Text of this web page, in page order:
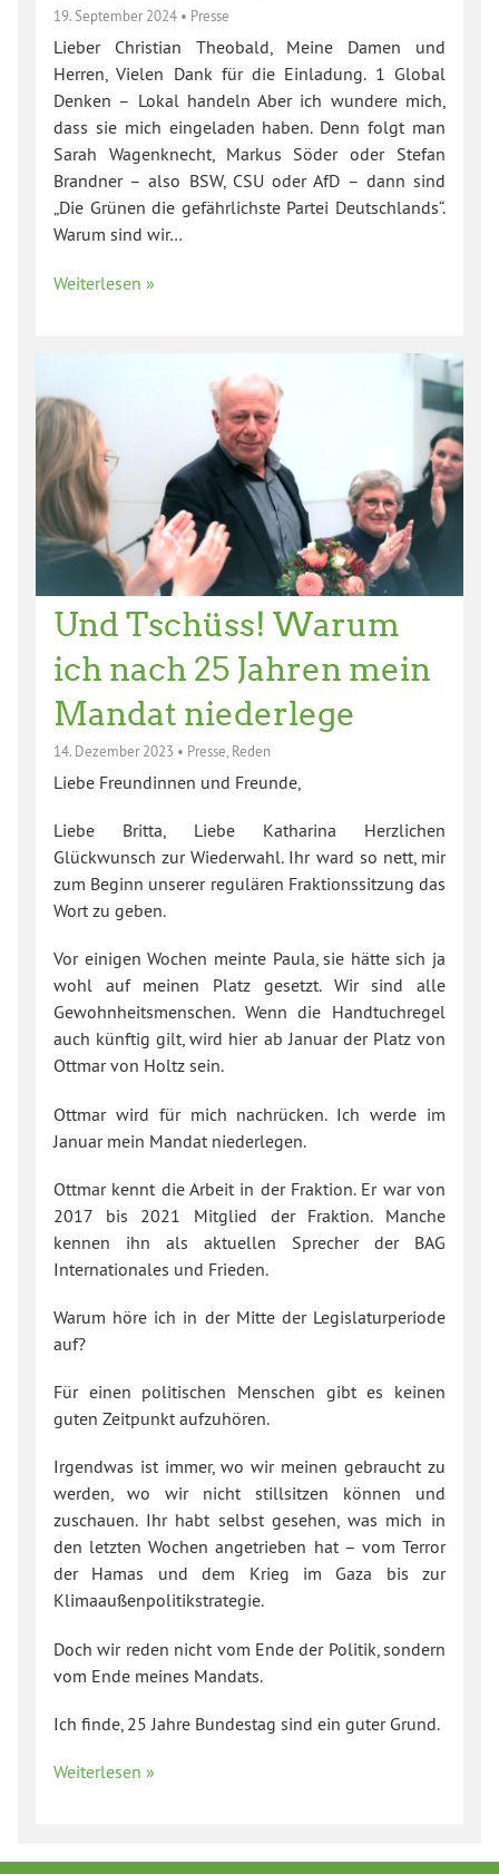
19. September 2024 • Presse
Lieber Christian Theobald, Meine Damen und
Herren, Vielen Dank für die Einladung. 1 Global
Denken – Lokal handeln Aber ich wundere mich,
dass sie mich eingeladen haben. Denn folgt man
Sarah Wagenknecht, Markus Söder oder Stefan
Brandner – also BSW, CSU oder AfD – dann sind
„Die Grünen die gefährlichste Partei Deutschlands“.
Warum sind wir…
Weiterlesen »
Und Tschüss! Warum
ich nach 25 Jahren mein
Mandat niederlege
14. Dezember 2023 • Presse Reden
Liebe Freundinnen und Freunde,
Liebe Britta, Liebe Katharina Herzlichen
Glückwunsch zur Wiederwahl. Ihr ward so nett, mir
zum Beginn unserer regulären Fraktionssitzung das
Wort zu geben.
Vor einigen Wochen meinte Paula, sie hätte sich ja
wohl auf meinen Platz gesetzt. Wir sind alle
Gewohnheitsmenschen. Wenn die Handtuchregel
auch künftig gilt, wird hier ab Januar der Platz von
Ottmar von Holtz sein.
Ottmar wird für mich nachrücken. Ich werde im
Januar mein Mandat niederlegen.
Ottmar kennt die Arbeit in der Fraktion. Er war von
2017 bis 2021 Mitglied der Fraktion. Manche
kennen ihn als aktuellen Sprecher der BAG
Internationales und Frieden.
Warum höre ich in der Mitte der Legislaturperiode
auf?
Für einen politischen Menschen gibt es keinen
guten Zeitpunkt aufzuhören.
Irgendwas ist immer, wo wir meinen gebraucht zu
werden, wo wir nicht stillsitzen können und
zuschauen. Ihr habt selbst gesehen, was mich in
den letzten Wochen angetrieben hat – vom Terror
der Hamas und dem Krieg im Gaza bis zur
Klimaaußenpolitikstrategie.
Doch wir reden nicht vom Ende der Politik, sondern
vom Ende meines Mandats.
Ich finde, 25 Jahre Bundestag sind ein guter Grund.
Weiterlesen »